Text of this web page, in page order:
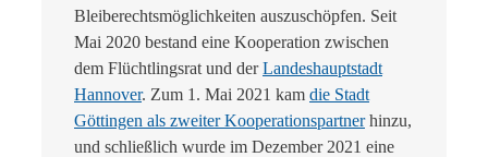
Bleiberechtsmöglichkeiten auszuschöpfen. Seit
Mai 2020 bestand eine Kooperation zwischen
dem Flüchtlingsrat und derLandeshauptstadt
Hannover. Zum 1. Mai 2021 kam die Stadt
Göttingen als zweiter Kooperationspartnerhinzu,
und schließlich wurde im Dezember 2021 eine